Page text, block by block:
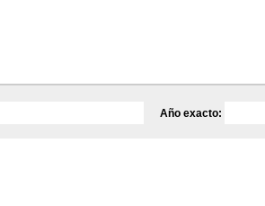
Año exacto: